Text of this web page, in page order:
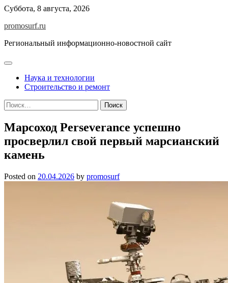
Skip
content
Суббота, 8 августа, 2026
promosurf.ru
Региональный информационно-новостной сайт
Наука и технологии
Строительство и ремонт
Найти:
Марсоход Perseverance успешно
просверлил свой первый марсианский
камень
Posted on 20.04.2026 by promosurf